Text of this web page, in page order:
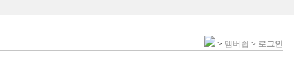
> 멤버쉽 > 로그인